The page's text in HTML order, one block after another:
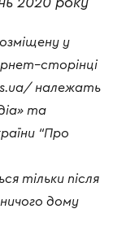
у
–сторінці
належать
» та
“Про
тільки після
дому